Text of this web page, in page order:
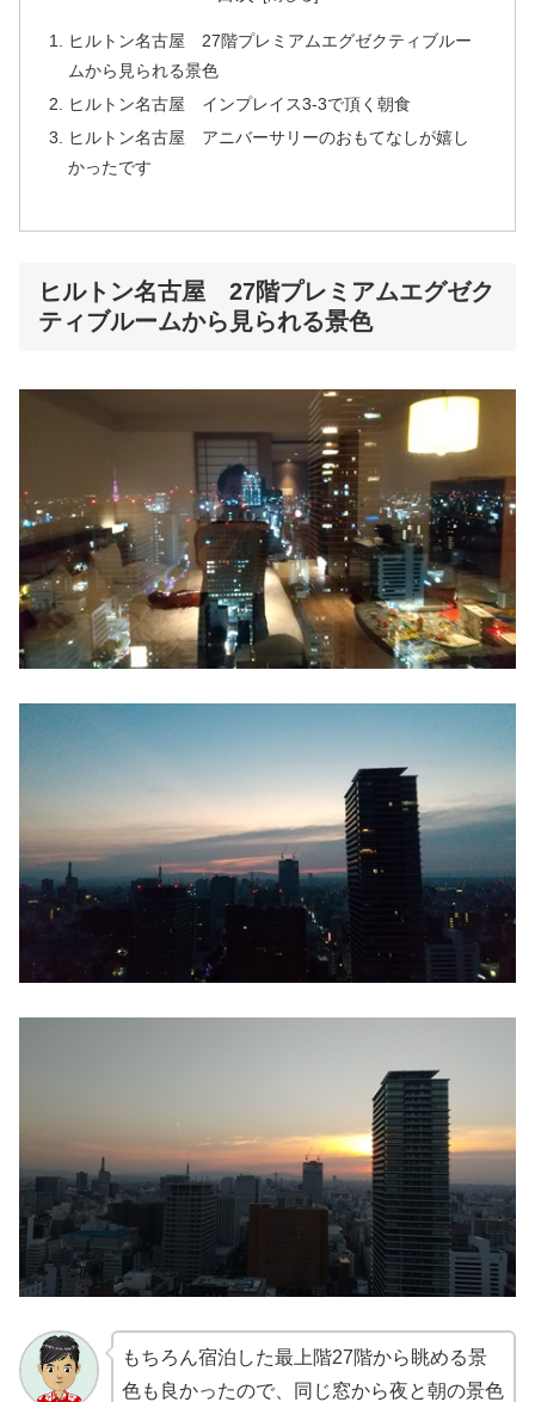
ヒルトン名古屋 27階プレミアムエグゼクティブルー
ムから見られる景色
ヒルトン名古屋 インプレイス3-3で頂く朝食
ヒルトン名古屋 アニバーサリーのおもてなしが嬉し
かったです
ヒルトン名古屋 27階プレミアムエグゼク
ティブルームから見られる景色
もちろん宿泊した最上階27階から眺める景
色も良かったので、同じ窓から夜と朝の景色